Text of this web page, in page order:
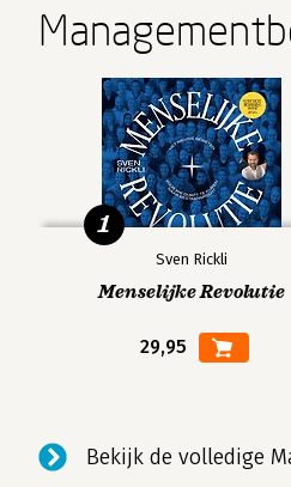
Sven Rickli
Menselijke Revolutie
29,95
1
Bekijk de volledige